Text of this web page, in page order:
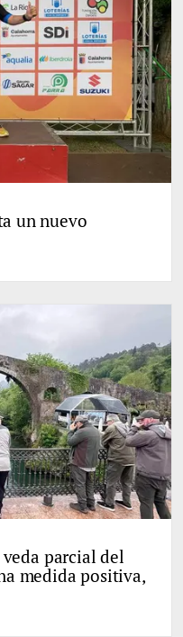
un nuevo
parcial del
medida positiva,